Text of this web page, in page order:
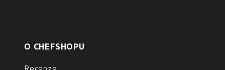
O CHEFSHOPU